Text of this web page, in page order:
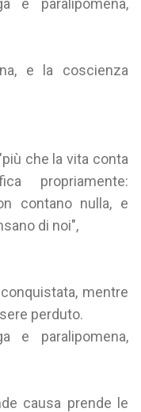
e paralipomena,
e la coscienza
che la vita conta
propriamente:
contano nulla, e
di noi",
mentre
perduto.
e paralipomena,
causa prende le